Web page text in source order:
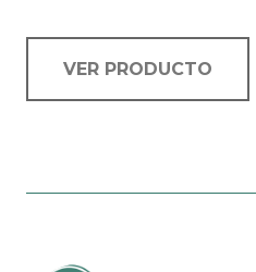
VER PRODUCTO
producto